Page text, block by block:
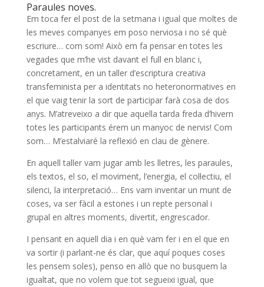
Paraules noves.
Em toca fer el post de la setmana i igual que moltes de
les meves companyes em poso nerviosa i no sé què
escriure… com som! Això em fa pensar en totes les
vegades que m’he vist davant el full en blanc i,
concretament, en un taller d’escriptura creativa
transfeminista per a identitats no heteronormatives en
el que vaig tenir la sort de participar farà cosa de dos
anys. M’atreveixo a dir que aquella tarda freda d’hivern
totes les participants érem un manyoc de nervis! Com
som… M’estalviaré la reflexió en clau de gènere.
En aquell taller vam jugar amb les lletres, les paraules,
els textos, el so, el moviment, l’energia, el col·lectiu, el
silenci, la interpretació… Ens vam inventar un munt de
coses, va ser fàcil a estones i un repte personal i
grupal en altres moments, divertit, engrescador.
I pensant en aquell dia i en què vam fer i en el que en
va sortir (i parlant-ne és clar, que aquí poques coses
les pensem soles), penso en allò que no busquem la
igualtat, que no volem que tot segueixi igual, que